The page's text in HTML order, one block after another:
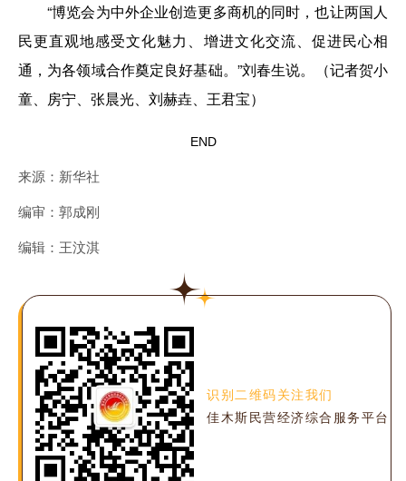
“博览会为中外企业创造更多商机的同时，也让两国人
民更直观地感受文化魅力、增进文化交流、促进民心相
通，为各领域合作奠定良好基础。”刘春生说。（记者贺小
童、房宁、张晨光、刘赫垚、王君宝）
END
来源：新华社
编审：郭成刚
编辑：王汶淇
识别二维码关注我们
佳木斯民营经济综合服务平台